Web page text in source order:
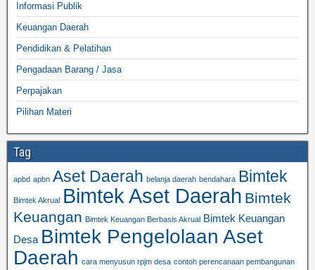
Informasi Publik
Keuangan Daerah
Pendidikan & Pelatihan
Pengadaan Barang / Jasa
Perpajakan
Pilihan Materi
Tag
apbd apbn Aset Daerah belanja daerah bendahara Bimtek
Bimtek Akrual Bimtek Aset Daerah Bimtek
Keuangan Bimtek Keuangan Berbasis Akrual Bimtek Keuangan
Desa Bimtek Pengelolaan Aset
Daerah cara menyusun rpjm desa contoh perencanaan pembangunan